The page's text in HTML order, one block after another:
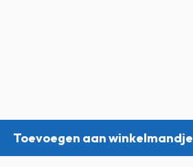
Toevoegen aan winkelmandje